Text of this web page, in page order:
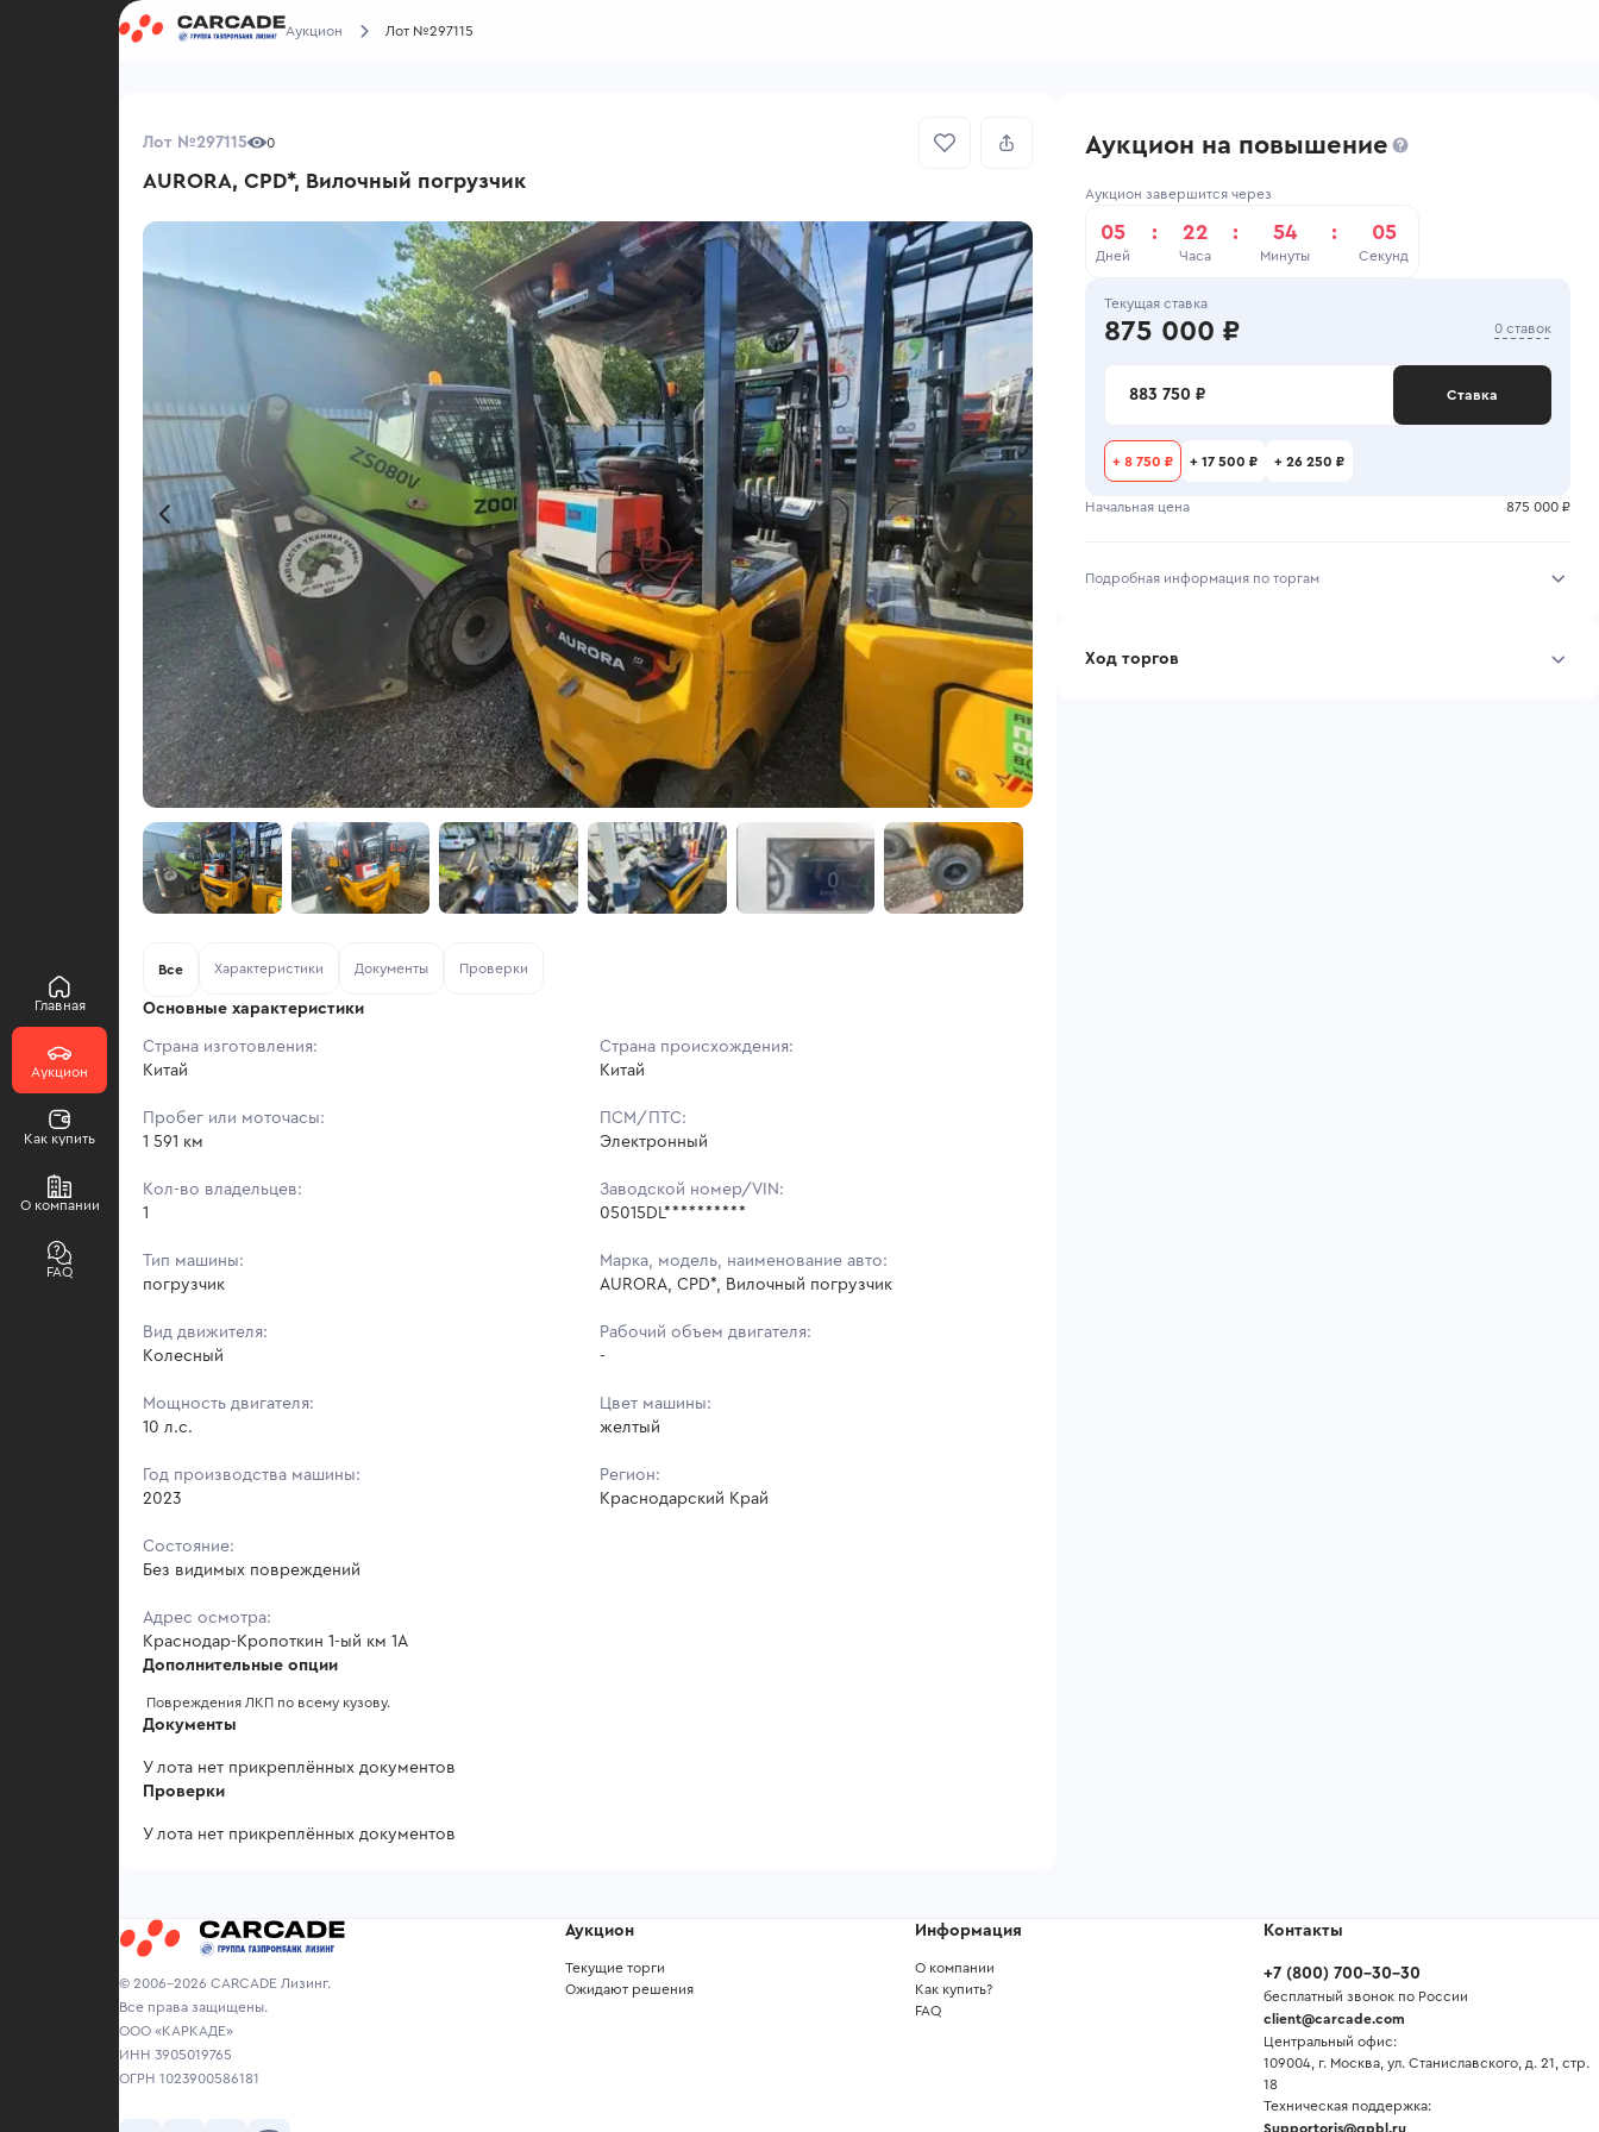
Главная
Аукцион
Как купить
О компании
FAQ
Аукцион Лот №297115
Лот №297115 0
AURORA, CPD*, Вилочный погрузчик
Все Характеристики Документы Проверки
Основные характеристики
Страна изготовления:
Китай
Страна происхождения:
Китай
Пробег или моточасы:
1 591 км
ПСМ/ПТС:
Электронный
Кол-во владельцев:
1
Заводской номер/VIN:
05015DL**********
Тип машины:
погрузчик
Марка, модель, наименование авто:
AURORA, CPD*, Вилочный погрузчик
Вид движителя:
Колесный
Рабочий объем двигателя:
-
Мощность двигателя:
10 л.с.
Цвет машины:
желтый
Год производства машины:
2023
Регион:
Краснодарский Край
Состояние:
Без видимых повреждений
Адрес осмотра:
Краснодар-Кропоткин 1-ый км 1А
Дополнительные опции
Повреждения ЛКП по всему кузову.
Документы
У лота нет прикреплённых документов
Проверки
У лота нет прикреплённых документов
Аукцион на повышение
Аукцион завершится через
05
Дней
: 22
Часа
: 54
Минуты
: 05
Секунд
Текущая ставка
875 000 ₽ 0 ставок
883 750 ₽ Ставка
+ 8 750 ₽ + 17 500 ₽ + 26 250 ₽
Начальная цена 875 000 ₽
Подробная информация по торгам
Ход торгов
© 2006-2026 CARCADE Лизинг.
Все права защищены.
ООО «КАРКАДЕ»
ИНН 3905019765
ОГРН 1023900586181
Аукцион
Текущие торги
Ожидают решения
Информация
О компании
Как купить?
FAQ
Контакты
+7 (800) 700-30-30
бесплатный звонок по России
client@carcade.com
Центральный офис:
109004, г. Москва, ул. Станиславского, д. 21, стр.
18
Техническая поддержка:
Supportoris@gpbl.ru